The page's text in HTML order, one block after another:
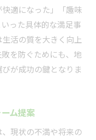
適になった」「趣味
った具体的な満足事
活の質を大きく向上
を防ぐためにも、地
が成功の鍵となりま
ム提案
現状の不満や将来の